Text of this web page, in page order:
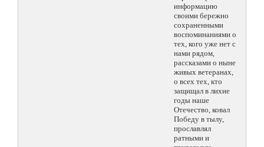
информацию
своими бережно
сохраненными
воспоминаниями о
тех, кого уже нет с
нами рядом,
рассказами о ныне
живых ветеранах,
о всех тех, кто
защищал в лихие
годы наше
Отечество, ковал
Победу в тылу,
прославлял
ратными и